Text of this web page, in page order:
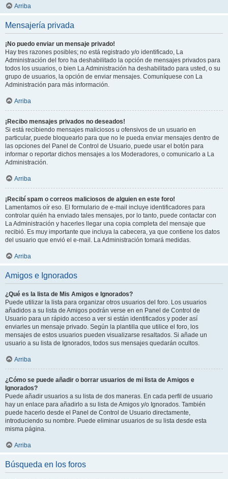
Arriba
Mensajería privada
¡No puedo enviar un mensaje privado!
Hay tres razones posibles; no está registrado y/o identificado, La
Administración del foro ha deshabilitado la opción de mensajes privados para
todos los usuarios, o bien La Administración ha deshabilitado para usted, o su
grupo de usuarios, la opción de enviar mensajes. Comuníquese con La
Administración para más información.
Arriba
¡Recibo mensajes privados no deseados!
Si está recibiendo mensajes maliciosos u ofensivos de un usuario en
particular, puede bloquearlo para que no le pueda enviar mensajes dentro de
las opciones del Panel de Control de Usuario, puede usar el botón para
informar o reportar dichos mensajes a los Moderadores, o comunicarlo a La
Administración.
Arriba
¡Recibí spam o correos maliciosos de alguien en este foro!
Lamentamos oír eso. El formulario de e-mail incluye identificadores para
controlar quién ha enviado tales mensajes, por lo tanto, puede contactar con
La Administración y hacerles llegar una copia completa del mensaje que
recibió. Es muy importante que incluya la cabecera, ya que contiene los datos
del usuario que envió el e-mail. La Administración tomará medidas.
Arriba
Amigos e Ignorados
¿Qué es la lista de Mis Amigos e Ignorados?
Puede utilizar la lista para organizar otros usuarios del foro. Los usuarios
añadidos a su lista de Amigos podrán verse en en Panel de Control de
Usuario para un rápido acceso a ver si están identificados y poder así
enviarles un mensaje privado. Según la plantilla que utilice el foro, los
mensajes de estos usuarios pueden visualizarse resaltados. Si añade un
usuario a su lista de Ignorados, todos sus mensajes quedarán ocultos.
Arriba
¿Cómo se puede añadir o borrar usuarios de mi lista de Amigos e
Ignorados?
Puede añadir usuarios a su lista de dos maneras. En cada perfil de usuario
hay un enlace para añadirlo a su lista de Amigos y/o Ignorados. También
puede hacerlo desde el Panel de Control de Usuario directamente,
introduciendo su nombre. Puede eliminar usuarios de su lista desde esta
misma página.
Arriba
Búsqueda en los foros